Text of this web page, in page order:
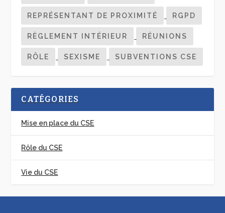
REPRÉSENTANT DE PROXIMITÉ RGPD
RÈGLEMENT INTÉRIEUR RÉUNIONS
RÔLE SEXISME SUBVENTIONS CSE
CATÉGORIES
Mise en place du CSE
Rôle du CSE
Vie du CSE